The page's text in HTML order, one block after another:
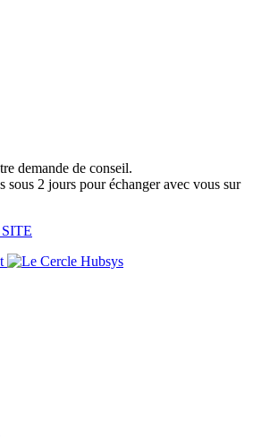
demande de conseil.
sous 2 jours pour échanger avec vous sur